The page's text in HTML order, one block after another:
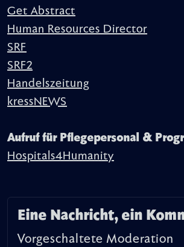
Get Abstract
Human Resources Director
SRF
SRF2
Handelszeitung
kressNEWS
Aufruf für Pflegepersonal &
Hospitals4Humanity
Eine Nachricht, ein
Vorgeschaltete Moderation